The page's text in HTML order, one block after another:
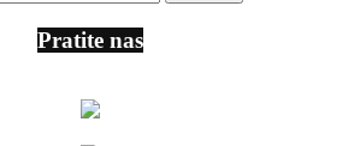
Pratite nas